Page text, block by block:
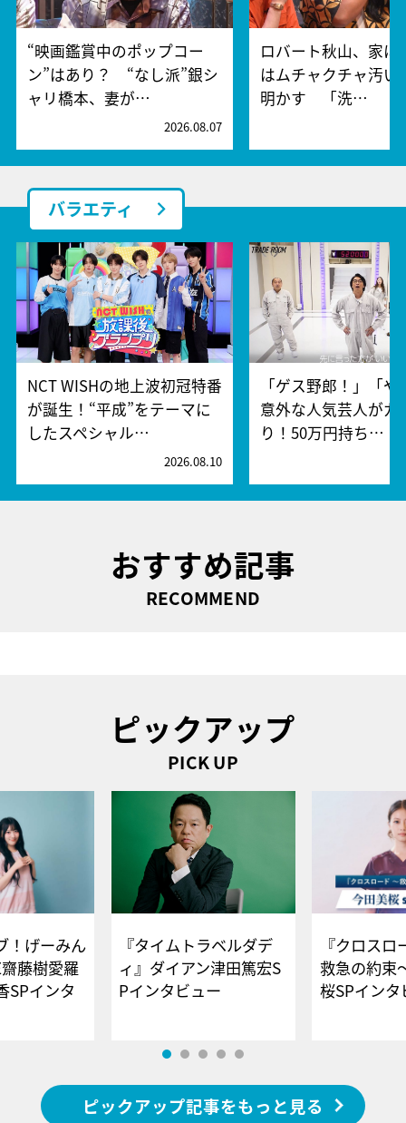
“映画鑑賞中のポップコー
ン”はあり？ “なし派”銀シ
ャリ橋本、妻が…
2026.08.07
ロバート秋山、家に
はムチャクチャ汚い
明かす 「洗…
バラエティ
NCT WISHの地上波初冠特番
が誕生！“平成”をテーマに
したスペシャル…
2026.08.10
「ゲス野郎！」「や
意外な人気芸人がガ
り！50万円持ち…
おすすめ記事
RECOMMEND
ピックアップ
PICK UP
！げーみん
藤樹愛羅
SPインタ
『タイムトラベルダデ
ィ』ダイアン津田篤宏S
Pインタビュー
『クロス
救急の約束
桜SPイ
ピックアップ記事をもっと見る